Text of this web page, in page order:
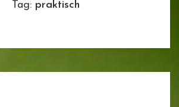
Tag: praktisch